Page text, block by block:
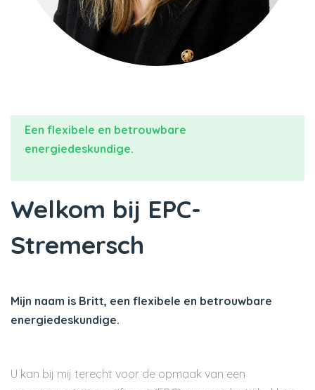
Een flexibele en betrouwbare
energiedeskundige.
Welkom bij EPC-
Stremersch
Mijn naam is Britt, een flexibele en betrouwbare
energiedeskundige.
U kan bij mij terecht voor de opmaak van een